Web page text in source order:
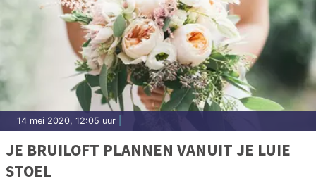
14 mei 2020, 12:05 uur
JE BRUILOFT PLANNEN VANUIT JE LUIE
STOEL